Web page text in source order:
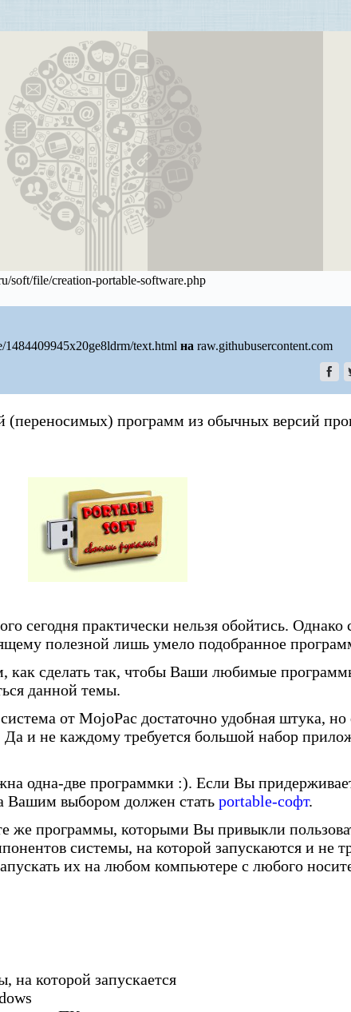
soft/file/creation-portable-software.php
1484409945x20ge8ldrm/text.html на raw.githubusercontent.com
(переносимых) программ из обычных версий
сегодня практически нельзя обойтись.
полезной лишь умело подобранное
как сделать так, чтобы Ваши любимые
данной темы.
от MojoPac достаточно удобная штука,
и не каждому требуется большой набор
одна-две программки :). Если Вы
Вашим выбором должен стать portable-софт.
же программы, которыми Вы привыкли
системы, на которой запускаются и не
их на любом компьютере с любого
на которой запускается